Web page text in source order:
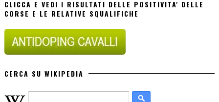
CLICCA E VEDI I RISULTATI DELLE POSITIVITA' DELLE
CORSE E LE RELATIVE SQUALIFICHE
CERCA SU WIKIPEDIA